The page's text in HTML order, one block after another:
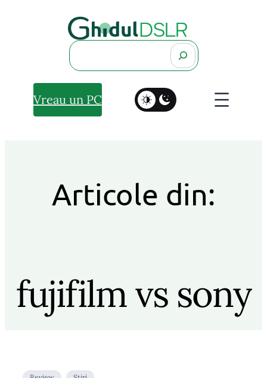
Search
Vreau un PC
Articole din:
fujifilm vs sony